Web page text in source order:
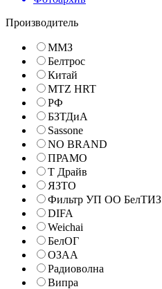
Производитель
ММЗ
Белтрос
Китай
MTZ HRT
РФ
БЗТДиА
Sassone
NO BRAND
ПРАМО
Т Драйв
ЯЗТО
Фильтр УП ОО БелТИЗ
DIFA
Weichai
БелОГ
ОЗАА
Радиоволна
Випра